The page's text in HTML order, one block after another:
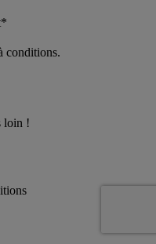
conditions.
loin !